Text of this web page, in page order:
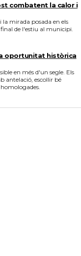
combatent la calor i
la mirada posada en els
de l'estiu al municipi.
oportunitat històrica
en més d'un segle. Els
antelació, escollir bé